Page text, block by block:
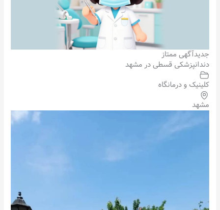
جدیدآگهی ممتاز
دندانپزشکی قسطی در مشهد
کلینیک و درمانگاه
مشهد